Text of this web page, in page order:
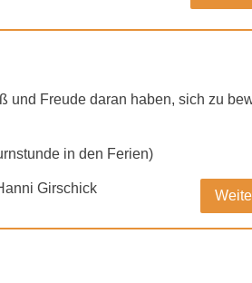
und Freude daran haben, sich zu
in den Ferien)
Girschick